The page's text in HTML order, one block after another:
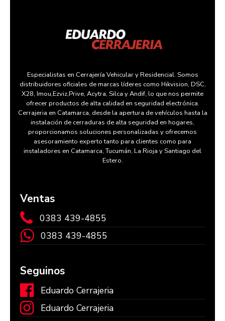
Especialistas en Cerrajería Vehicular y Residencial. Somos
distribuidores oficiales de marcas líderes como Hikvision, DSC,
X28, Imou,Ezviz,Prive, Acytra, Silca y Andif, lo que nos permite
ofrecer productos de alta calidad en seguridad electrónica.
Cerrajeria en Catamarca, desde la apertura de vehículos hasta la
instalación de cerraduras de alta seguridad en hogares,
proporcionamos soluciones personalizadas y ofrecemos
asesoramiento experto tanto para clientes como para
instaladores en Catamarca, Tucumán, La Rioja y Santiago del
Estero.
Ventas
0383 439-4855
0383 439-4855
Seguinos
Eduardo Cerrajeria
Eduardo Cerrajeria